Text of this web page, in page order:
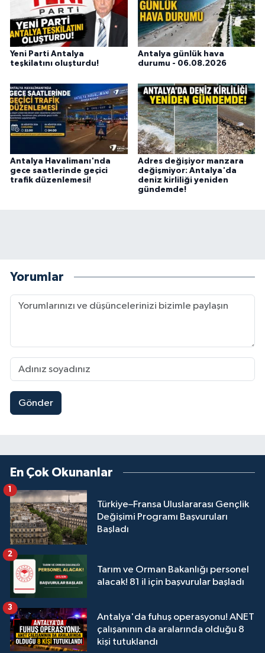
Yeni Parti Antalya
teşkilatını oluşturdu!
Antalya günlük hava
durumu - 06.08.2026
Antalya Havalimanı'nda
gece saatlerinde geçici
trafik düzenlemesi!
Adres değişiyor manzara
değişmiyor: Antalya'da
deniz kirliliği yeniden
gündemde!
Yorumlar
Gönder
En Çok Okunanlar
Türkiye–Fransa Uluslararası Gençlik
Değişimi Programı Başvuruları
Başladı
1
Tarım ve Orman Bakanlığı personel
alacak! 81 il için başvurular başladı
2
Antalya'da fuhuş operasyonu! ANET
çalışanının da aralarında olduğu 8
kişi tutuklandı
3